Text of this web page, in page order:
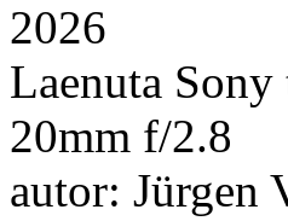
2026
Laenuta
20mm f/2.8
autor: Jürgen